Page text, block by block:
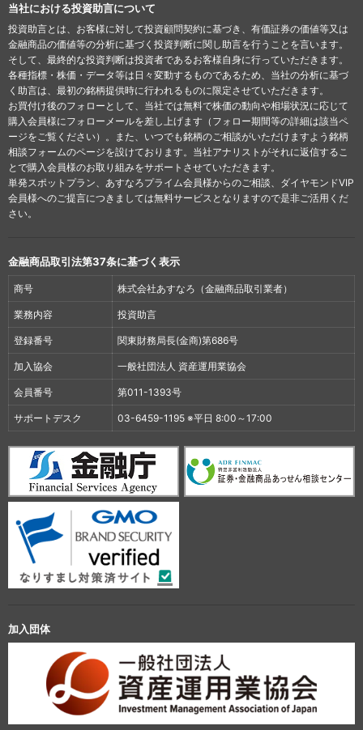
当社における投資助言について
投資助言とは、お客様に対して投資顧問契約に基づき、有価証券の価値等又は
金融商品の価値等の分析に基づく投資判断に関し助言を行うことを言います。
そして、最終的な投資判断は投資者であるお客様自身に行っていただきます。
各種指標・株価・データ等は日々変動するものであるため、当社の分析に基づ
く助言は、最初の銘柄提供時に行われるものに限定させていただきます。
お買付け後のフォローとして、当社では無料で株価の動向や相場状況に応じて
購入会員様にフォローメールを差し上げます（フォロー期間等の詳細は該当ペ
ージをご覧ください）。また、いつでも銘柄のご相談がいただけますよう銘柄
相談フォームのページを設けております。当社アナリストがそれに返信するこ
とで購入会員様のお取り組みをサポートさせていただきます。
単発スポットプラン、あすなろプライム会員様からのご相談、ダイヤモンドVIP
会員様へのご提言につきましては無料サービスとなりますので是非ご活用くだ
さい。
金融商品取引法第37条に基づく表示
商号 株式会社あすなろ（金融商品取引業者）
業務内容 投資助言
登録番号 関東財務局長(金商)第686号
加入協会 一般社団法人 資産運用業協会
会員番号 第011-1393号
サポートデスク 03-6459-1195 ※平日 8:00～17:00
加入団体